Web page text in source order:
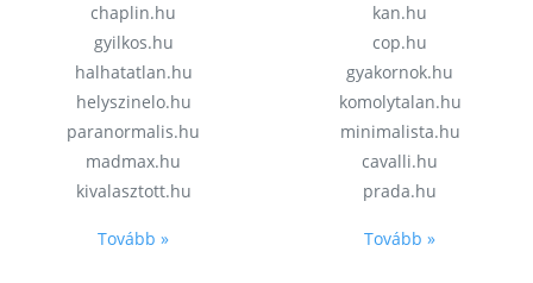
chaplin.hu
gyilkos.hu
halhatatlan.hu
helyszinelo.hu
paranormalis.hu
madmax.hu
kivalasztott.hu
Tovább »
kan.hu
cop.hu
gyakornok.hu
komolytalan.hu
minimalista.hu
cavalli.hu
prada.hu
Tovább »